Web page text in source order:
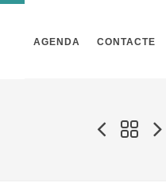
AGENDA CONTACTE